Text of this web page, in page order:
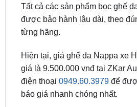
từng hãng.
Hiện tại, giá ghế da Nappa xe
điện thoại0949.60.3979để
báo giá nhanh chóng nhất.